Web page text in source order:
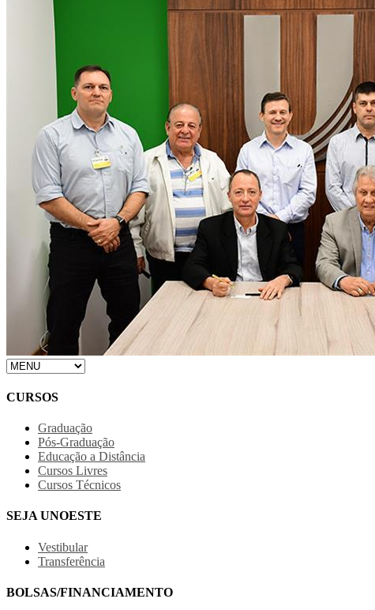
CURSOS
Graduação
Pós-Graduação
Educação a Distância
Cursos Livres
Cursos Técnicos
SEJA UNOESTE
Vestibular
Transferência
BOLSAS/FINANCIAMENTO